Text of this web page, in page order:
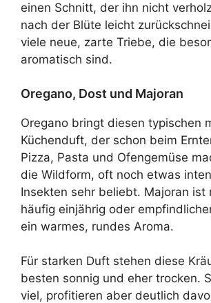
einen Schnitt, der ihn nicht
nach der Blüte leicht
viele neue, zarte Triebe, die
aromatisch sind.
Oregano, Dost und Majoran
Oregano bringt diesen typischen
Küchenduft, der schon beim
Pizza, Pasta und Ofengemüse
die Wildform, oft noch etwas
Insekten sehr beliebt. Majoran ist
häufig einjährig oder
ein warmes, rundes Aroma.
Für starken Duft stehen diese
besten sonnig und eher trocken.
viel, profitieren aber deutlich